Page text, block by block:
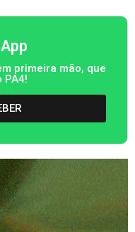
primeira mão, que
PA4!